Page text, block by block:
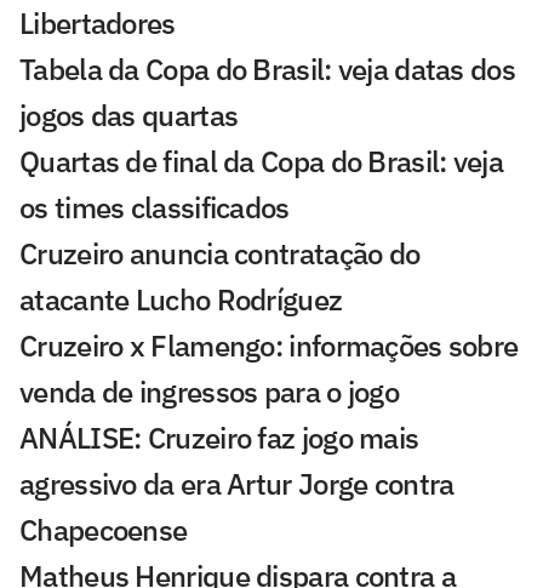
Libertadores
Tabela da Copa do Brasil: veja datas dos
jogos das quartas
Quartas de final da Copa do Brasil: veja
os times classificados
Cruzeiro anuncia contratação do
atacante Lucho Rodríguez
Cruzeiro x Flamengo: informações sobre
venda de ingressos para o jogo
ANÁLISE: Cruzeiro faz jogo mais
agressivo da era Artur Jorge contra
Chapecoense
Matheus Henrique dispara contra a